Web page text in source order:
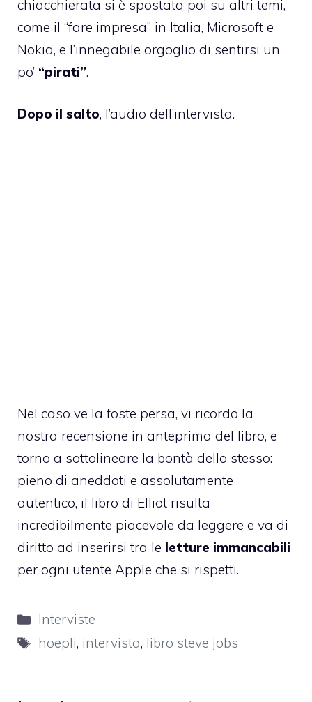
chiacchierata si è spostata poi su altri temi,
come il “fare impresa” in Italia, Microsoft e
Nokia, e l’innegabile orgoglio di sentirsi un
po’ “pirati”.
Dopo il salto, l’audio dell’intervista.
Nel caso ve la foste persa, vi ricordo la
nostra recensione in anteprima del libro, e
torno a sottolineare la bontà dello stesso:
pieno di aneddoti e assolutamente
autentico, il libro di Elliot risulta
incredibilmente piacevole da leggere e va di
diritto ad inserirsi tra le letture immancabili
per ogni utente Apple che si rispetti.
Categorie
Interviste
Tag
hoepli, intervista, libro steve jobs